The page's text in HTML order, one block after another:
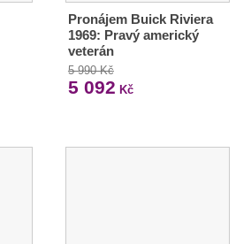
Pronájem Buick Riviera
1969: Pravý americký
veterán
5 990 Kč
5 092 Kč